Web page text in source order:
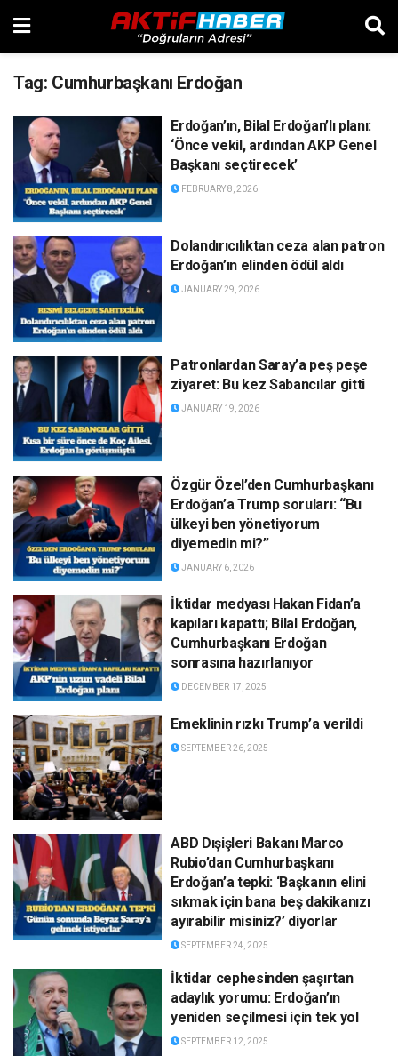
Tag: Cumhurbaşkanı Erdoğan
Erdoğan’ın, Bilal Erdoğan’lı planı:
‘Önce vekil, ardından AKP Genel
Başkanı seçtirecek’
FEBRUARY 8, 2026
Dolandırıcılıktan ceza alan patron
Erdoğan’ın elinden ödül aldı
JANUARY 29, 2026
Patronlardan Saray’a peş peşe
ziyaret: Bu kez Sabancılar gitti
JANUARY 19, 2026
Özgür Özel’den Cumhurbaşkanı
Erdoğan’a Trump soruları: “Bu
ülkeyi ben yönetiyorum
diyemedin mi?”
JANUARY 6, 2026
İktidar medyası Hakan Fidan’a
kapıları kapattı; Bilal Erdoğan,
Cumhurbaşkanı Erdoğan
sonrasına hazırlanıyor
DECEMBER 17, 2025
Emeklinin rızkı Trump’a verildi
SEPTEMBER 26, 2025
ABD Dışişleri Bakanı Marco
Rubio’dan Cumhurbaşkanı
Erdoğan’a tepki: ‘Başkanın elini
sıkmak için bana beş dakikanızı
ayırabilir misiniz?’ diyorlar
SEPTEMBER 24, 2025
İktidar cephesinden şaşırtan
adaylık yorumu: Erdoğan’ın
yeniden seçilmesi için tek yol
SEPTEMBER 12, 2025